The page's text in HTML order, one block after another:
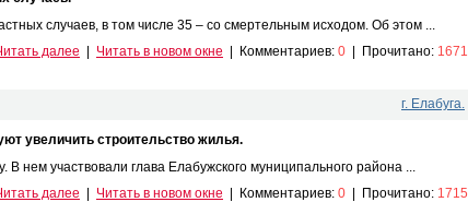
случаев, в том числе 35 – со смертельным исходом. Об этом ...
далее
Читать в новом окне Комментариев: 0 Прочитано: 1671
г. Елабуга.
увеличить строительство жилья.
нем участвовали глава Елабужского муниципального района ...
далее
Читать в новом окне Комментариев: 0 Прочитано: 1715